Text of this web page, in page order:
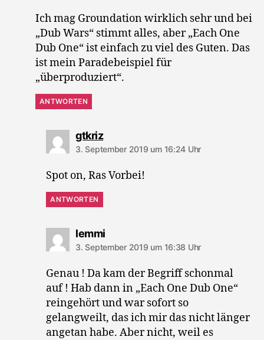
Ich mag Groundation wirklich sehr und bei
„Dub Wars“ stimmt alles, aber „Each One
Dub One“ ist einfach zu viel des Guten. Das
ist mein Paradebeispiel für
„überproduziert“.
ANTWORTEN
gtkrizsagt:
3. September 2019 um 16:24 Uhr
Spot on, Ras Vorbei!
ANTWORTEN
lemmisagt:
3. September 2019 um 16:38 Uhr
Genau ! Da kam der Begriff schonmal
auf ! Hab dann in „Each One Dub One“
reingehört und war sofort so
gelangweilt, das ich mir das nicht länger
angetan habe. Aber nicht, weil es